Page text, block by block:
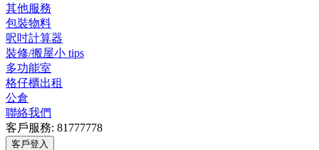
其他服務
包裝物料
呎吋計算器
裝修/搬屋小 tips
多功能室
格仔櫃出租
公倉
聯絡我們
客戶服務: 81777778
客戶登入